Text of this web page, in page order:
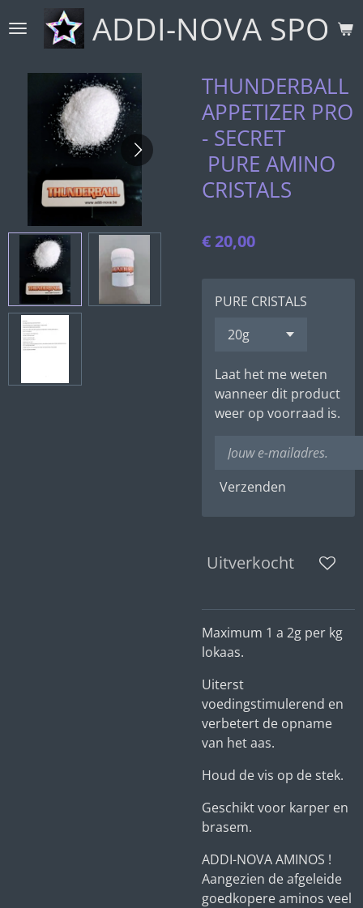
direct
hoofdinhoud
ADDI-NOVA
THUNDERBALL
APPETIZER PRO
- SECRET
PURE AMINO
CRISTALS
€ 20,00
PURE CRISTALS
Laat het me weten
wanneer dit product
weer op voorraad is.
Verzenden
Uitverkocht
Maximum 1 a 2g per kg
lokaas.
Uiterst
voedingstimulerend en
verbetert de opname
van het aas.
Houd de vis op de stek.
Geschikt voor karper en
brasem.
ADDI-NOVA AMINOS !
Aangezien de afgeleide
goedkopere aminos veel